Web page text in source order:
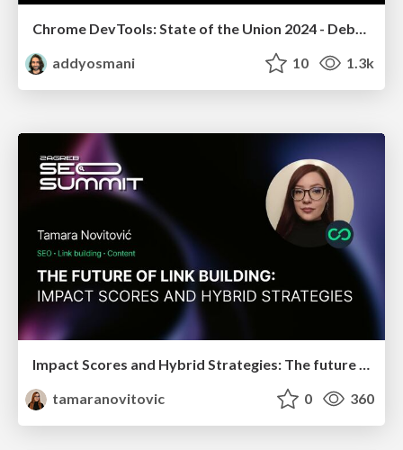
Chrome DevTools: State of the Union 2024 - Debugging React & Beyond
addyosmani
10 1.3k
Impact Scores and Hybrid Strategies: The future of link building
tamaranovitovic
0 360